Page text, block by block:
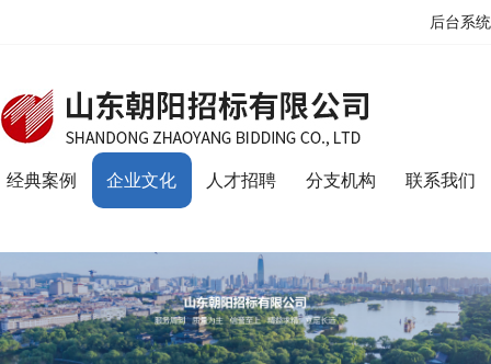
后台系统
经典案例 企业文化 人才招聘 分支机构 联系我们